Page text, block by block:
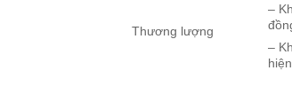
Thương lượng
–
–
hiện.